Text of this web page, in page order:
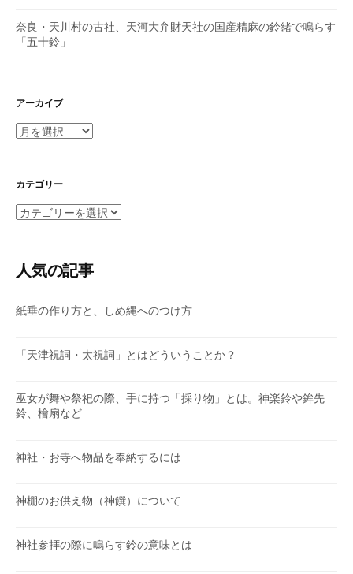
奈良・天川村の古社、天河大弁財天社の国産精麻の鈴緒で鳴らす
「五十鈴」
アーカイブ
ア
イ
カテゴリー
カ
リ
ー
人気の記事
紙垂の作り方と、しめ縄へのつけ方
「天津祝詞・太祝詞」とはどういうことか？
巫女が舞や祭祀の際、手に持つ「採り物」とは。神楽鈴や鉾先
鈴、檜扇など
神社・お寺へ物品を奉納するには
神棚のお供え物（神饌）について
神社参拝の際に鳴らす鈴の意味とは